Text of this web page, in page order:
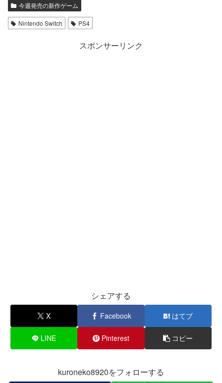
今週発売の新作ゲーム
Nintendo Switch PS4
スポンサーリンク
シェアする
X Facebook はてブ
LINE Pinterest コピー
kuroneko8920をフォローする